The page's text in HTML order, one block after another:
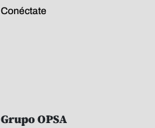
Conéctate
Grupo OPSA